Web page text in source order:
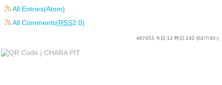
All Entries(Atom)
All Comments(RSS2.0)
467453 今日:12 昨日:142 (02/7/30-)